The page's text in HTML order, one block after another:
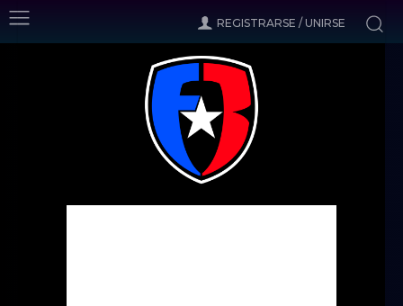
REGISTRARSE / UNIRSE